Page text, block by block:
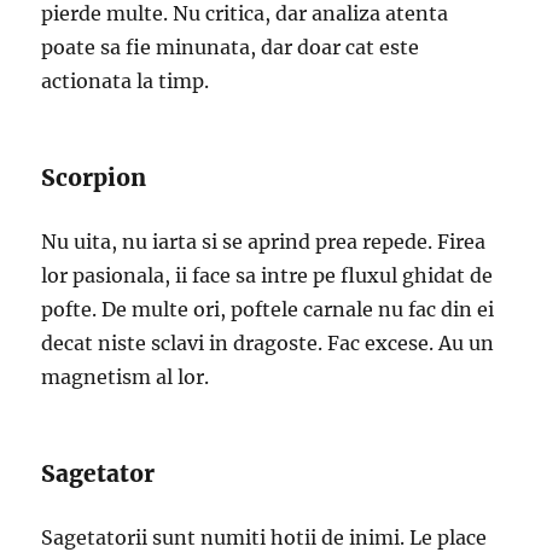
pierde multe. Nu critica, dar analiza atenta
poate sa fie minunata, dar doar cat este
actionata la timp.
Scorpion
Nu uita, nu iarta si se aprind prea repede. Firea
lor pasionala, ii face sa intre pe fluxul ghidat de
pofte. De multe ori, poftele carnale nu fac din ei
decat niste sclavi in dragoste. Fac excese. Au un
magnetism al lor.
Sagetator
Sagetatorii sunt numiti hotii de inimi. Le place